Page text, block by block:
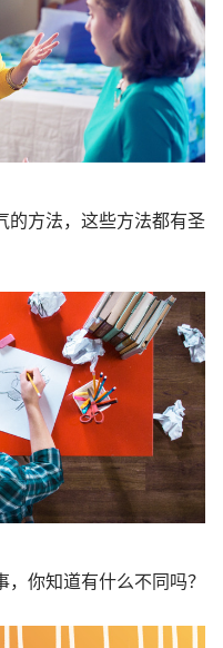
的方法，这些方法都有圣
你知道有什么不同吗？